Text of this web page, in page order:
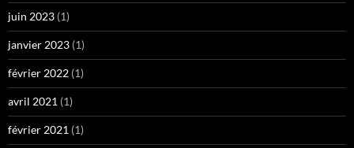
juin 2023 (1)
janvier 2023 (1)
février 2022 (1)
avril 2021 (1)
février 2021 (1)